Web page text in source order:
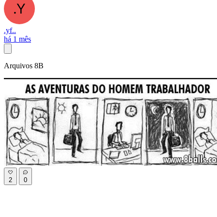
.yf..
há 1 mês
Arquivos 8B
2 0